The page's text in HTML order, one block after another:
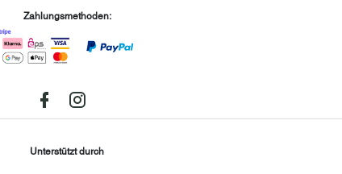
Zahlungsmethoden:
Unterstützt durch